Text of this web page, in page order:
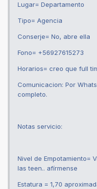
Lugar= Departamento
Tipo= Agencia
Conserje= No, abre ella
Fono= ‪+56927615273‬‪
Horarios= creo que full
Comunicacion: Por
completo.
Notas servicio:
Nivel de Empotamiento=
las teen.. afírmense
Estatura = 1,70